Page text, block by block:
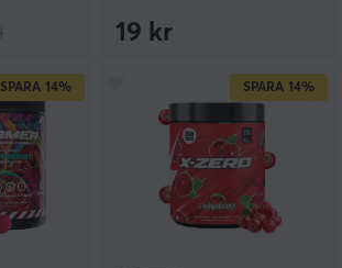
19 kr
SPARA 14% SPARA 14%